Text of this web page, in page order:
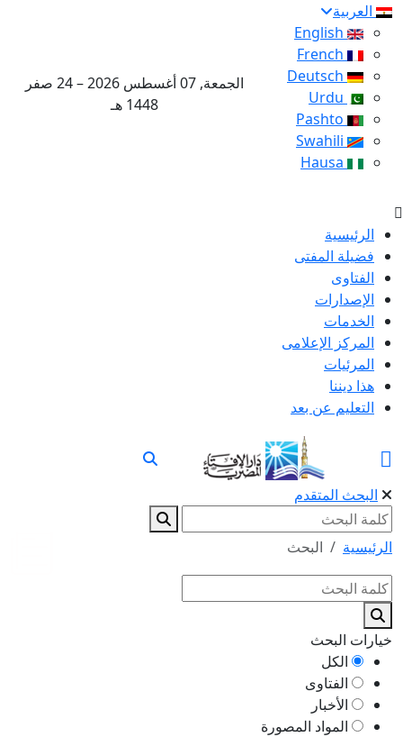
العربية
الجمعة, 07 أغسطس 2026 – 24 صفر
1448 هـ
الرئيسية
فضيلة المفتى
الفتاوى
الإصدارات
الخدمات
المركز الإعلامى
المرئيات
هذا ديننا
التعليم عن بعد
البحث المتقدم
الرئيسية البحث
خيارات البحث
الكل
الفتاوى
الأخبار
المواد المصورة